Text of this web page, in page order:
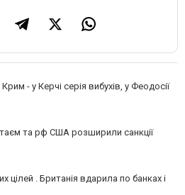
- у Керчі серія вибухів, у Феодосії
та рф США розширили санкції
цілей . Британія вдарила по банках і